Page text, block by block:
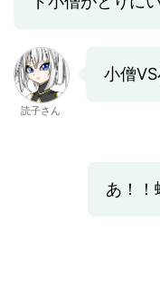
読子さん
小僧
あ！！